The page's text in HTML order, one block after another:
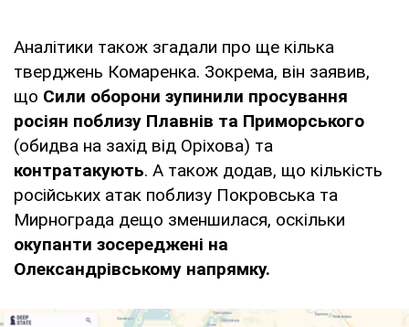
Аналітики також згадали про ще кілька
тверджень Комаренка. Зокрема, він заявив,
що Сили оборони зупинили просування
росіян поблизу Плавнів та Приморського
(обидва на захід від Оріхова) та
контратакують. А також додав, що кількість
російських атак поблизу Покровська та
Мирнограда дещо зменшилася, оскільки
окупанти зосереджені на
Олександрівському напрямку.